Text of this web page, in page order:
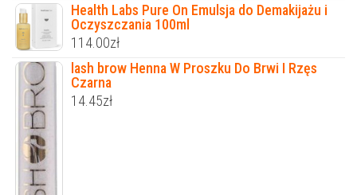
Health Labs Pure On Emulsja do Demakijażu i
Oczyszczania 100ml
114.00zł
lash brow Henna W Proszku Do Brwi I Rzęs
Czarna
14.45zł